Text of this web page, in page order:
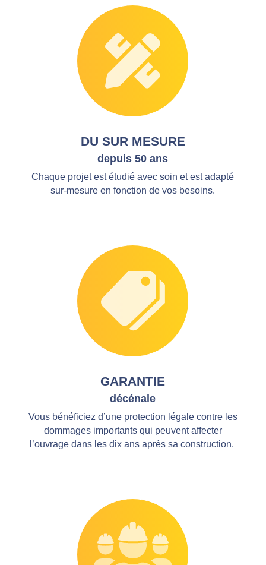
DU SUR MESURE
depuis 50 ans
Chaque projet est étudié avec soin et est adapté
sur-mesure en fonction de vos besoins.
GARANTIE
décénale
Vous bénéficiez d’une protection légale contre les
dommages importants qui peuvent affecter
l’ouvrage dans les dix ans après sa construction.